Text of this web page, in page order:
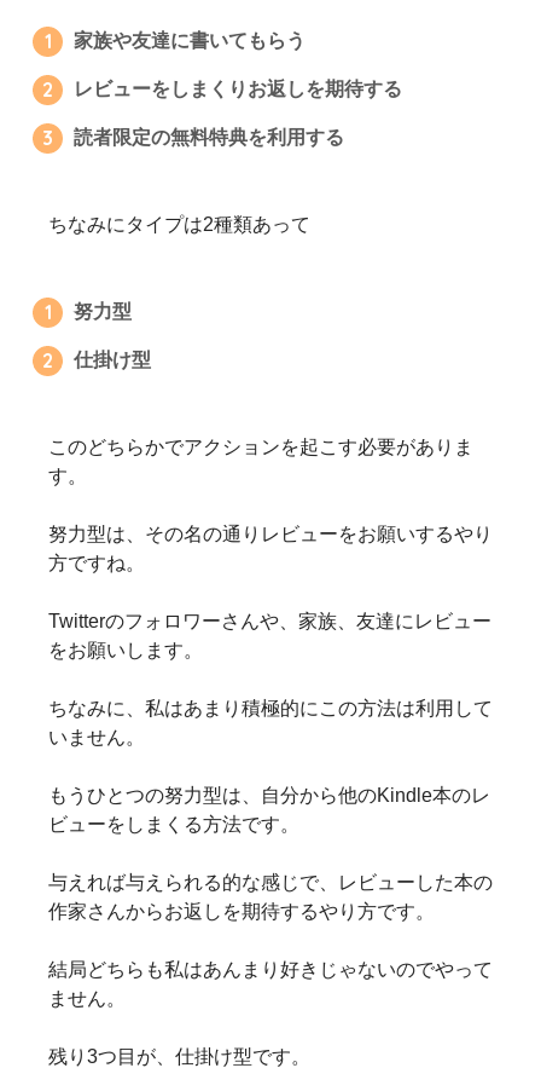
家族や友達に書いてもらう
レビューをしまくりお返しを期待する
読者限定の無料特典を利用する
ちなみにタイプは2種類あって
努力型
仕掛け型
このどちらかでアクションを起こす必要がありま
す。
努力型は、その名の通りレビューをお願いするやり
方ですね。
Twitterのフォロワーさんや、家族、友達にレビュー
をお願いします。
ちなみに、私はあまり積極的にこの方法は利用して
いません。
もうひとつの努力型は、自分から他のKindle本のレ
ビューをしまくる方法です。
与えれば与えられる的な感じで、レビューした本の
作家さんからお返しを期待するやり方です。
結局どちらも私はあんまり好きじゃないのでやって
ません。
残り3つ目が、仕掛け型です。